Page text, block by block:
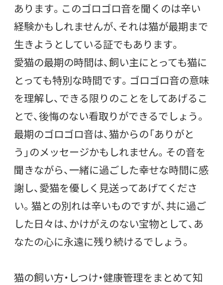
あります。このゴロゴロ音を聞くのは辛い
経験かもしれませんが、それは猫が最期まで
生きようとしている証でもあります。
愛猫の最期の時間は、飼い主にとっても猫に
とっても特別な時間です。ゴロゴロ音の意味
を理解し、できる限りのことをしてあげるこ
とで、後悔のない看取りができるでしょう。
最期のゴロゴロ音は、猫からの「ありがと
う」のメッセージかもしれません。その音を
聞きながら、一緒に過ごした幸せな時間に感
謝し、愛猫を優しく見送ってあげてくださ
い。猫との別れは辛いものですが、共に過ご
した日々は、かけがえのない宝物として、あ
なたの心に永遠に残り続けるでしょう。
猫の飼い方・しつけ・健康管理をまとめて知